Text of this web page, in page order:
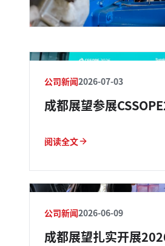
公司新闻2026-07-03
成都展望参展
阅读全文
公司新闻2026-06-09
成都展望扎实开展